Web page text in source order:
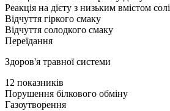
Реакція на дієту з низьким вмістом солі
Відчуття гіркого смаку
Відчуття солодкого смаку
Переїдання
Здоров'я травної системи
12 показників
Порушення білкового обміну
Газоутворення